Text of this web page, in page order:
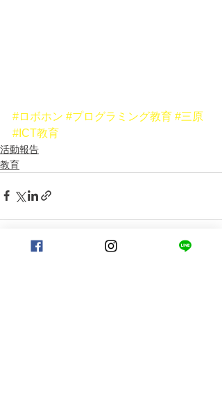
#ロボホン #プログラミング教育 #三原
#ICT教育
活動報告
教育